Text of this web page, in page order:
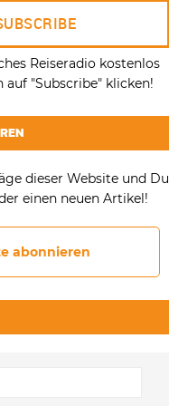
Reiseradio kostenlos
auf "Subscribe" klicken!
dieser Website und Du
einen neuen Artikel!
abonnieren